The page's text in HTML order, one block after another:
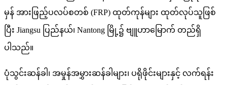
မှန် အားဖြည့်ပလပ်စတစ် (FRP) ထုတ်ကုန်များ ထုတ်လုပ်သူဖြစ်
ပြီး Jiangsu ပြည်နယ်၊ Nantong မြို့၌ ဗျူဟာမြောက် တည်ရှိ
ပါသည်။
ပုံသွင်းဆန်ခါ၊ အမှုန်အမွှားဆန်ခါများ၊ ပရိုဖိုင်းများနှင့် လက်ရန်း